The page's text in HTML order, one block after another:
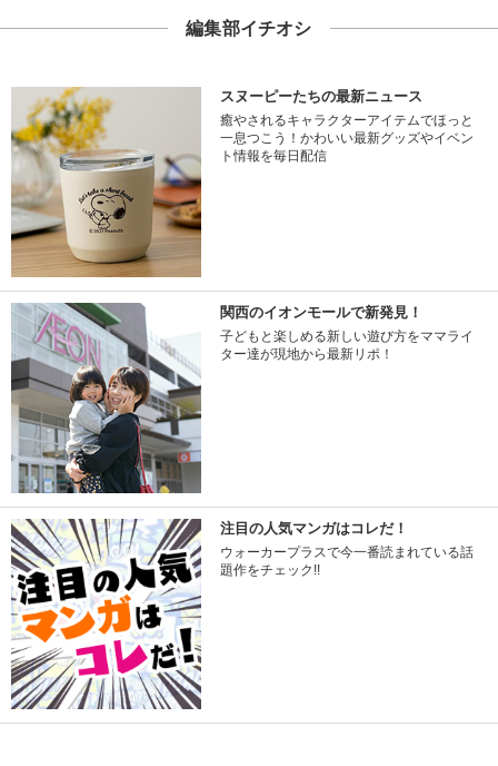
編集部イチオシ
スヌーピーたちの最新ニュース
癒やされるキャラクターアイテムでほっと
一息つこう！かわいい最新グッズやイベン
ト情報を毎日配信
関西のイオンモールで新発見！
子どもと楽しめる新しい遊び方をママライ
ター達が現地から最新リポ！
注目の人気マンガはコレだ！
ウォーカープラスで今一番読まれている話
題作をチェック!!